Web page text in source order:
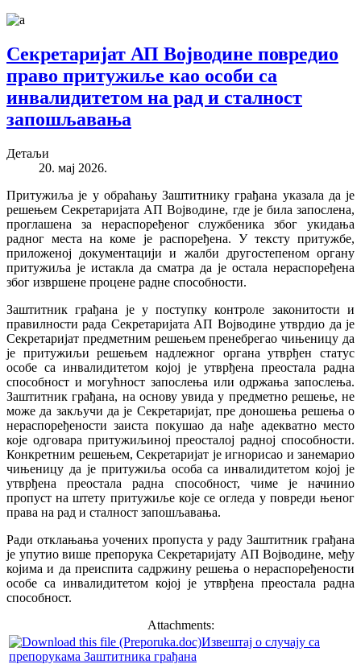
Секретаријат АП Војводине повредио
право притужиље као особи са
инвалидитетом на рад и сталност
запошљавања
Детаљи
20. мај 2026.
Притужиља је у обраћању Заштитнику грађана указала да је
решењем Секретаријата АП Војводине, где је била запослена,
проглашена за нераспоређеног службеника због укидања
радног места на коме је распоређена. У тексту притужбе,
приложеној документацији и жалби другостепеном органу
притужиља је истакла да сматра да је остала нераспоређена
због извршене процене радне способности.
Заштитник грађана је у поступку контроле законитости и
правилности рада Секретаријата АП Војводине утврдио да је
Секретаријат предметним решењем пренебрегао чињеницу да
је притужиљи решењем надлежног органа утврђен статус
особе са инвалидитетом којој је утврђена преостала радна
способност и могућност запослења или одржања запослења.
Заштитник грађана, на основу увида у предметно решење, не
може да закључи да је Секретаријат, пре доношења решења о
нераспоређености заиста покушао да нађе адекватно место
које одговара притужиљиној преосталој радној способности.
Конкретним решењем, Секретаријат је игнорисао и занемарио
чињеницу да је притужиља особа са инвалидитетом којој је
утврђена преостала радна способност, чиме је начинио
пропуст на штету притужиље које се огледа у повреди њеног
права на рад и сталност запошљавања.
Ради отклањања уочених пропуста у раду Заштитник грађана
је упутио више препорука Секретаријату АП Војводине, међу
којима и да преиспита садржину решења о нераспоређености
особе са инвалидитетом којој је утврђена преостала радна
способност.
Attachments:
Извештај о случају са
препорукама Заштитника грађана